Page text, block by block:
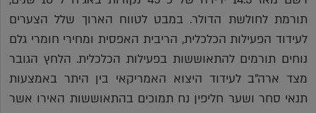
תורמת לחולשת הדולר. במבט לטווח הארוך שלל הצערים
לעידוד הפעילות הכלכלית, הריבית האפסית ומחירי חומרי גלם
נוחים תורמים להתאוששות בפעילות הכלכלית. הלחץ הגובר
מצד ארה"ב לעידוד היצוא האמריקאי בין היתר באמצעות
תנאי סחר ושער חליפין נח תמוכים בהתאוששות האירו אשר